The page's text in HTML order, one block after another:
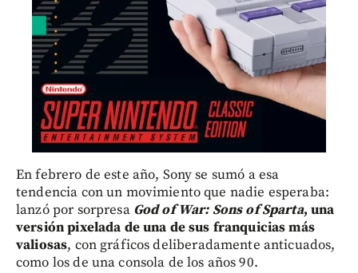
En febrero de este año, Sony se sumó a esa
tendencia con un movimiento que nadie esperaba:
lanzó por sorpresa God of War: Sons of Sparta, una
versión pixelada de una de sus franquicias más
valiosas, con gráficos deliberadamente anticuados,
como los de una consola de los años 90.